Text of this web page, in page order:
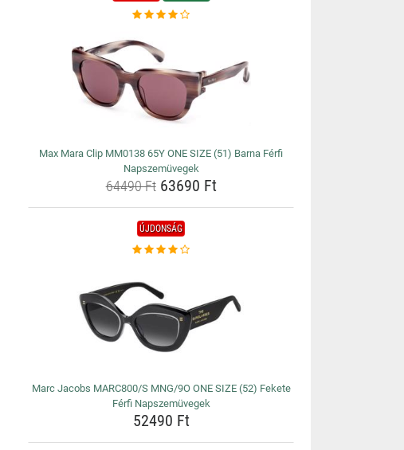
Max Mara Clip MM0138 65Y ONE SIZE (51) Barna Férfi
Napszemüvegek
64490 Ft63690 Ft
ÚJDONSÁG
Marc Jacobs MARC800/S MNG/9O ONE SIZE (52) Fekete
Férfi Napszemüvegek
52490 Ft